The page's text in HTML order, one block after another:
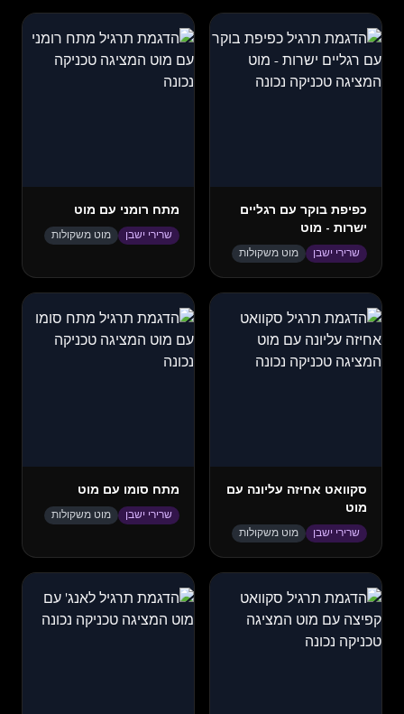
כפיפת בוקר עם רגליים
ישרות - מוט
שרירי ישבן מוט משקולות
מתח רומני עם מוט
שרירי ישבן מוט משקולות
סקוואט אחיזה עליונה עם
מוט
שרירי ישבן מוט משקולות
מתח סומו עם מוט
שרירי ישבן מוט משקולות